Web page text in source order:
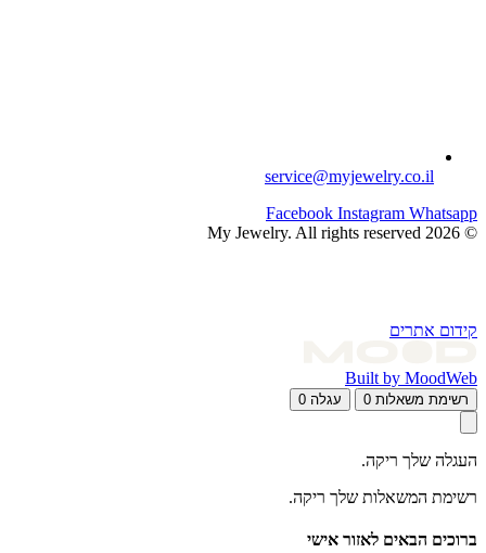
service@myjewelry.co.il
Facebook Instagram Whatsapp
© 2026 My Jewelry. All rights reserved
קידום אתרים
Built by MoodWeb
רשימת משאלות 0 עגלה 0
העגלה שלך ריקה.
רשימת המשאלות שלך ריקה.
ברוכים הבאים לאזור אישי